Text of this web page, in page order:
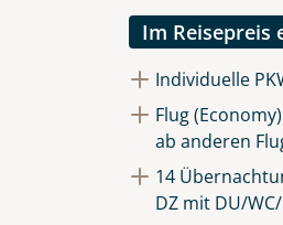
Im Reisepreis
Individuelle
Flug
ab anderen
14
DZ mit DU/